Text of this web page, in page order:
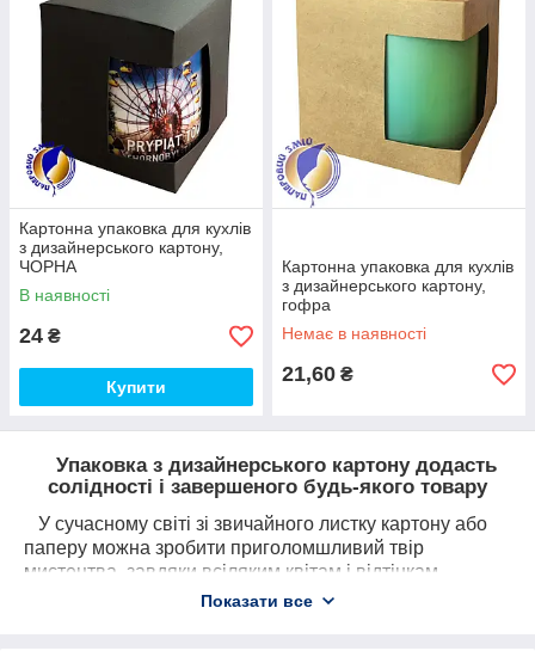
Картонна упаковка для кухлів
з дизайнерського картону,
ЧОРНА
В наявності
24 ₴
Купити
Картонна упаковка для кухлів
з дизайнерського картону,
гофра
Немає в наявності
21,60 ₴
Упаковка з дизайнерського картону додасть
солідності і завершеного будь-якого товару
У сучасному світі зі звичайного листку картону або
паперу можна зробити приголомшливий твір
мистецтва, завдяки всіляким квітам і відтінкам,
фактурам і тисненням.Показати все